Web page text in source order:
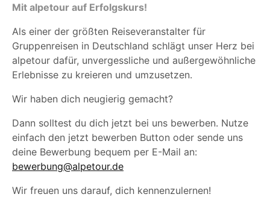
Mit alpetour auf Erfolgskurs!
Als einer der größten Reiseveranstalter für
Gruppenreisen in Deutschland schlägt unser Herz bei
alpetour dafür, unvergessliche und außergewöhnliche
Erlebnisse zu kreieren und umzusetzen.
Wir haben dich neugierig gemacht?
Dann solltest du dich jetzt bei uns bewerben. Nutze
einfach den jetzt bewerben Button oder sende uns
deine Bewerbung bequem per E-Mail an:
bewerbung@alpetour.de
Wir freuen uns darauf, dich kennenzulernen!